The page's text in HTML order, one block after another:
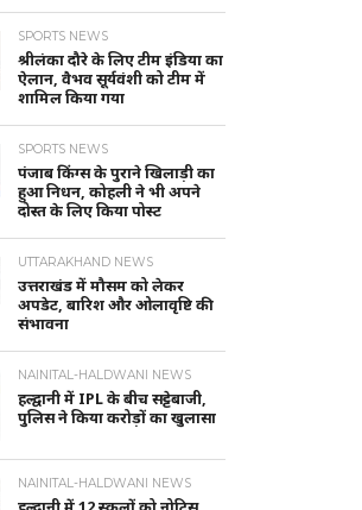
SPORTS NEWS
श्रीलंका दौरे के लिए टीम इंडिया का
ऐलान, वैभव सूर्यवंशी को टीम में
शामिल किया गया
SPORTS NEWS
पंजाब किंग्स के पुराने खिलाड़ी का
हुआ निधन, कोहली ने भी अपने
दोस्त के लिए किया पोस्ट
UTTARAKHAND NEWS
उत्तराखंड में मौसम को लेकर
अपडेट, बारिश और ओलावृष्टि की
संभावना
NAINITAL-HALDWANI NEWS
हल्द्वानी में IPL के बीच सट्टेबाजी,
पुलिस ने किया करोड़ों का खुलासा
NAINITAL-HALDWANI NEWS